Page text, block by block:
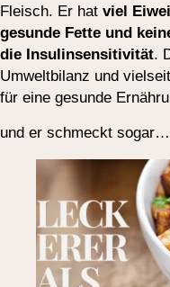
Fleisch. Er hat viel
gesunde Fette und
die Insulinsensitivität.
Umweltbilanz und
für eine gesunde
und er schmeckt sogar…